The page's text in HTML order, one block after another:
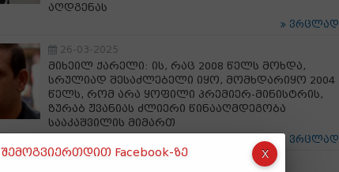
აღდგენას
ვრცლად
26-03-2025
მიხეილ ქარელი: ის, რაც 2008 წელს მოხდა,
სრულიად შესაძლებელი იყო, მომხდარიყო 2004
წელს, რომ არა ყოფილი პრემიერ-მინისტრის,
ზურაბ ჟვანიას ძლიერი წინააღმდეგობა
სააკაშვილის მიმართ
ვრცლად
შემოგვიერთდით Facebook-ზე